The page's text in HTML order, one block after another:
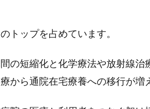
トップを占めています。
の短縮化と化学療法や放射線治
から通院在宅療養への移行が増